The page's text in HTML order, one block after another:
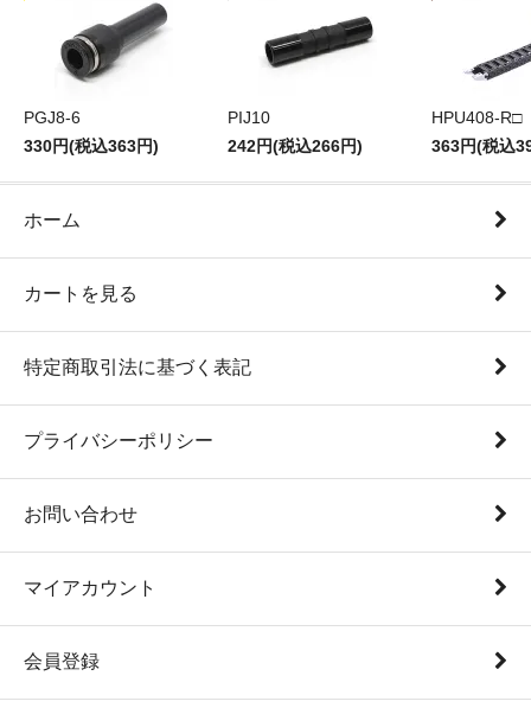
PGJ8-6
330円(税込363円)
PIJ10
242円(税込266円)
HPU408-R□
363円(税込
ホーム
カートを見る
特定商取引法に基づく表記
プライバシーポリシー
お問い合わせ
マイアカウント
会員登録